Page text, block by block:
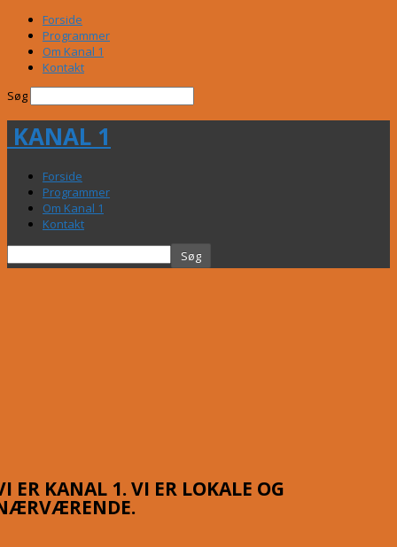
Forside
Programmer
Om Kanal 1
Kontakt
Søg
KANAL 1
Forside
Programmer
Om Kanal 1
Kontakt
ER KANAL 1. VI ER LOKALE OG